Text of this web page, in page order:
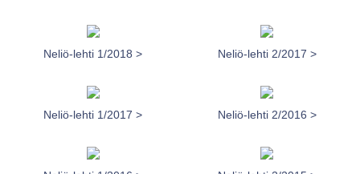
Neliö-lehti 1/2018 > Neliö-lehti 2/2017 >
Neliö-lehti 1/2017 > Neliö-lehti 2/2016 >